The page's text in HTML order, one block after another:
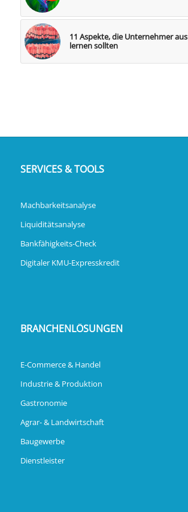
11 Aspekte, die Unternehmer
lernen sollten
SERVICES & TOOLS
Machbarkeitsanalyse
Liquiditätsanalyse
Bankfähigkeits-Check
Digitaler KMU-Expresskredit
BRANCHENLÖSUNGEN
E-Commerce & Handel
Industrie & Produktion
Gastronomie
Agrar- & Landwirtschaft
Baugewerbe
Dienstleister